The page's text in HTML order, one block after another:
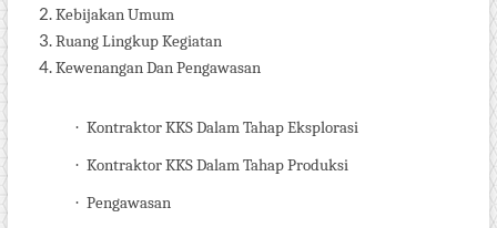
Kebijakan Umum
Ruang Lingkup Kegiatan
Kewenangan Dan Pengawasan
· Kontraktor KKS Dalam Tahap Eksplorasi
· Kontraktor KKS Dalam Tahap Produksi
· Pengawasan